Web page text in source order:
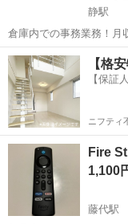
静駅
倉庫内での事務業務！
40代の男女活躍中！空
OK◎無料駐車場完備！《茨城県常陸
電子部品製造倉庫内の事
茨城 常陸大宮市
【格
【保証
ニフティ
1,100
藤代駅